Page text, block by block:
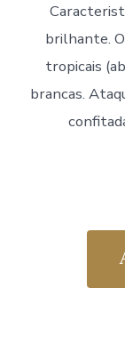
brilhante.
tropicais
brancas.
quantidade